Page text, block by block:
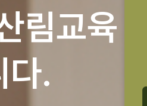
림교육
다.